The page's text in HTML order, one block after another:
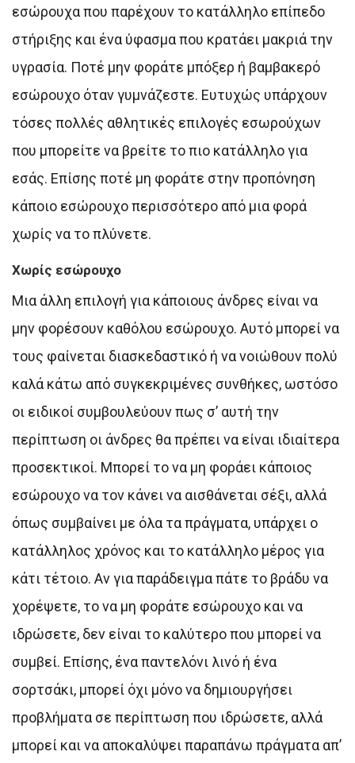
εσώρουχα που παρέχουν το κατάλληλο επίπεδο
στήριξης και ένα ύφασμα που κρατάει μακριά την
υγρασία. Ποτέ μην φοράτε μπόξερ ή βαμβακερό
εσώρουχο όταν γυμνάζεστε. Ευτυχώς υπάρχουν
τόσες πολλές αθλητικές επιλογές εσωρούχων
που μπορείτε να βρείτε το πιο κατάλληλο για
εσάς. Επίσης ποτέ μη φοράτε στην προπόνηση
κάποιο εσώρουχο περισσότερο από μια φορά
χωρίς να το πλύνετε.
Χωρίς εσώρουχο
Μια άλλη επιλογή για κάποιους άνδρες είναι να
μην φορέσουν καθόλου εσώρουχο. Αυτό μπορεί να
τους φαίνεται διασκεδαστικό ή να νοιώθουν πολύ
καλά κάτω από συγκεκριμένες συνθήκες, ωστόσο
οι ειδικοί συμβουλεύουν πως σ’ αυτή την
περίπτωση οι άνδρες θα πρέπει να είναι ιδιαίτερα
προσεκτικοί. Μπορεί το να μη φοράει κάποιος
εσώρουχο να τον κάνει να αισθάνεται σέξι, αλλά
όπως συμβαίνει με όλα τα πράγματα, υπάρχει ο
κατάλληλος χρόνος και το κατάλληλο μέρος για
κάτι τέτοιο. Αν για παράδειγμα πάτε το βράδυ να
χορέψετε, το να μη φοράτε εσώρουχο και να
ιδρώσετε, δεν είναι το καλύτερο που μπορεί να
συμβεί. Επίσης, ένα παντελόνι λινό ή ένα
σορτσάκι, μπορεί όχι μόνο να δημιουργήσει
προβλήματα σε περίπτωση που ιδρώσετε, αλλά
μπορεί και να αποκαλύψει παραπάνω πράγματα απ’